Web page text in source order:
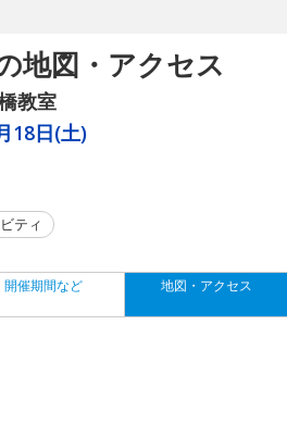
地図・アクセス
教室
18日(土)
ティ
開催期間など 地図・アクセス